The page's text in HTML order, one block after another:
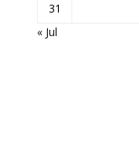
31
« Jul